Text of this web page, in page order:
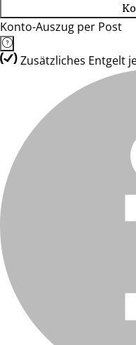
Konto-Auszug per Post
Zusätzliches Entgelt